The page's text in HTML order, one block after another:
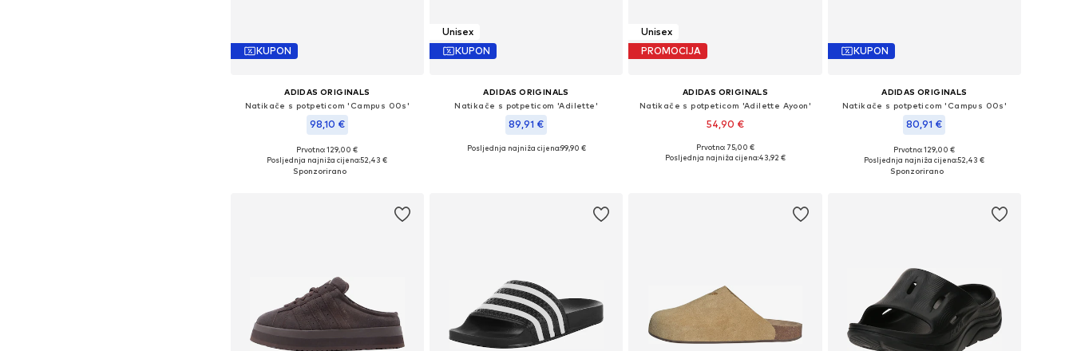
KUPON
ADIDAS ORIGINALS
Natikače s potpeticom 'Campus 00s'
98,10 €
Dostupno u više veličina
Dodaj u košaricu
Prvotno: 129,00 €
Posljednja najniža cijena:52,43 €
Unisex
KUPON
ADIDAS ORIGINALS
Natikače s potpeticom 'Adilette'
89,91 €
Dostupno u više veličina
Posljednja najniža cijena:99,90 €
Unisex
PROMOCIJA
ADIDAS ORIGINALS
Natikače s potpeticom 'Adilette Ayoon'
54,90 €
Dostupno u više veličina
Prvotno: 75,00 €
Posljednja najniža cijena:43,92 €
KUPON
ADIDAS ORIGINALS
Natikače s potpeticom 'Campus 00s'
80,91 €
Dostupno u više veličina
Dodaj u košaricu
Prvotno: 129,00 €
Posljednja najniža cijena:52,43 €